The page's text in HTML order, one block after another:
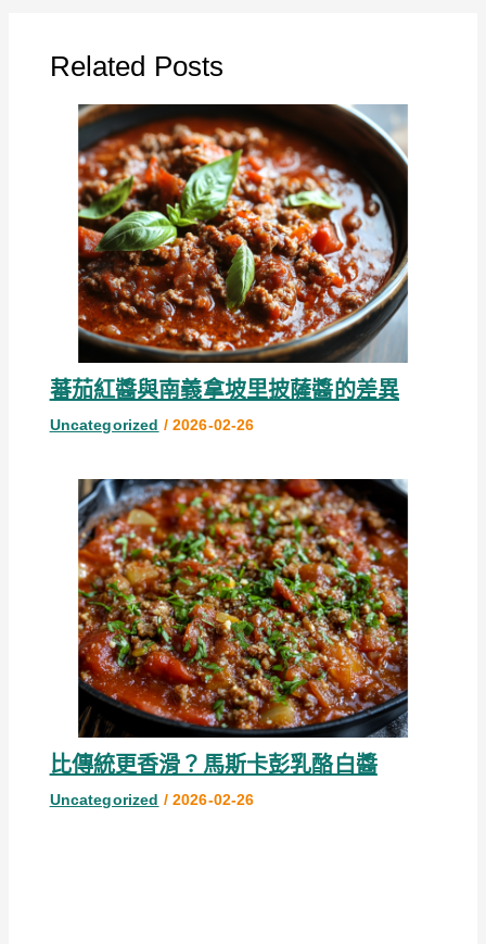
Related Posts
蕃茄紅醬與南義拿坡里披薩醬的差異
Uncategorized / 2026-02-26
比傳統更香滑？馬斯卡彭乳酪白醬
Uncategorized / 2026-02-26